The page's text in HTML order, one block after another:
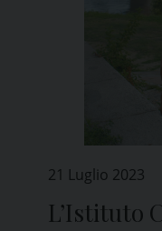
21 Luglio 2023
L’Istituto